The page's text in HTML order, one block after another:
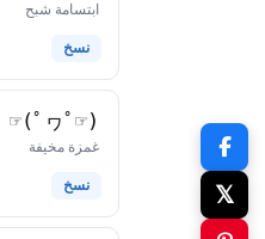
ابتسامة شبح
نسخ
(☞ﾟヮﾟ)☞
غمزة مخيفة
نسخ 𝕏